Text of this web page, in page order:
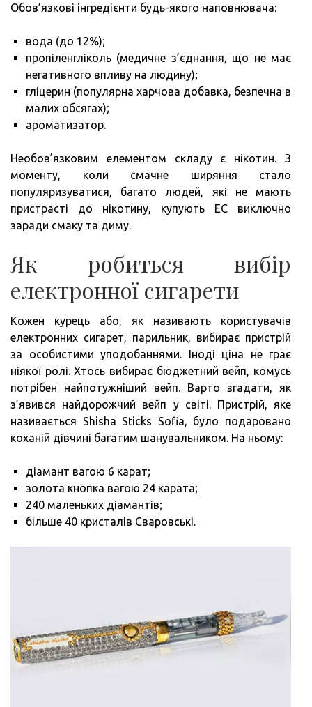
Обов’язкові інгредієнти будь-якого наповнювача:
вода (до 12%);
пропіленгліколь (медичне з’єднання, що не має
негативного впливу на людину);
гліцерин (популярна харчова добавка, безпечна в
малих обсягах);
ароматизатор.
Необов’язковим елементом складу є нікотин. З
моменту, коли смачне ширяння стало
популяризуватися, багато людей, які не мають
пристрасті до нікотину, купують ЕС виключно
заради смаку та диму.
Як робиться вибір
електронної сигарети
Кожен курець або, як називають користувачів
електронних сигарет, парильник, вибирає пристрій
за особистими уподобаннями. Іноді ціна не грає
ніякої ролі. Хтось вибирає бюджетний вейп, комусь
потрібен найпотужніший вейп. Варто згадати, як
з’явився найдорожчий вейп у світі. Пристрій, яке
називається Shisha Sticks Sofia, було подаровано
коханій дівчині багатим шанувальником. На ньому:
діамант вагою 6 карат;
золота кнопка вагою 24 карата;
240 маленьких діамантів;
більше 40 кристалів Сваровські.